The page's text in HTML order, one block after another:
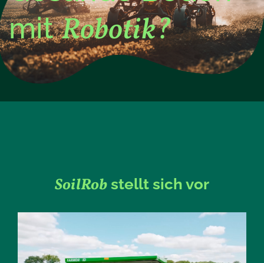
mitRobotik?
SoilRob stellt sich vor